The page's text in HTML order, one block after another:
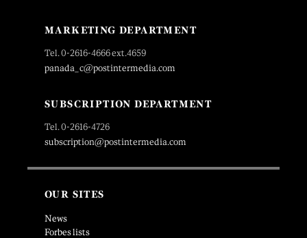
MARKETING DEPARTMENT
Tel. 0-2616-4666 ext.4659
panada_c@postintermedia.com
SUBSCRIPTION DEPARTMENT
Tel. 0-2616-4726
subscription@postintermedia.com
OUR SITES
News
Forbes lists